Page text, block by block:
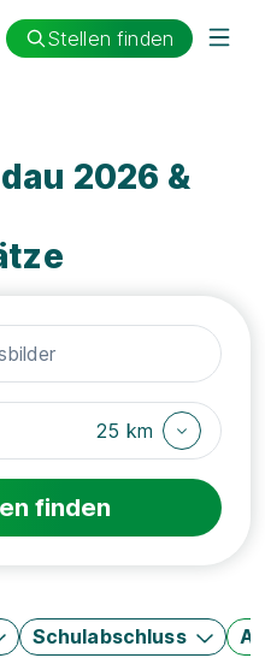
Stellen finden
2026 &
25 km
finden
Schulabschluss